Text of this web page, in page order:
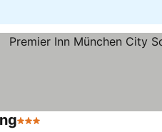
3 Kategória